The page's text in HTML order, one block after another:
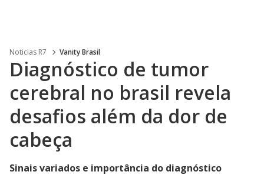
Noticias R7 Vanity Brasil
Diagnóstico de tumor
cerebral no brasil revela
desafios além da dor de
cabeça
Sinais variados e importância do diagnóstico